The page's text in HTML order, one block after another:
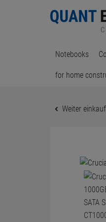
Notebooks
for home
Weiter